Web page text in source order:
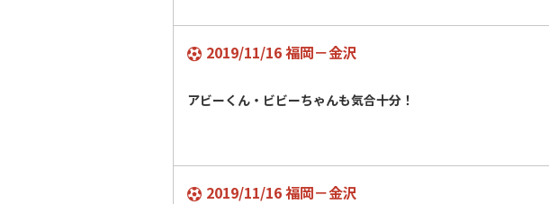
2019/11/16 福岡－金沢
アビーくん・ビビーちゃんも気合十分！
2019/11/16 福岡－金沢